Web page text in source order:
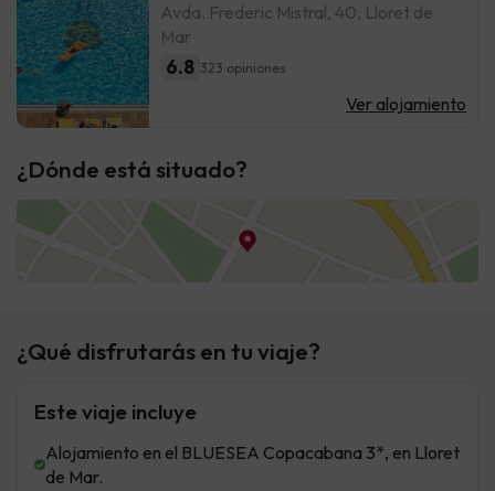
Avda. Frederic Mistral, 40, Lloret de
Mar
6.8 323 opiniones
Ver alojamiento
¿Dónde está situado?
¿Qué disfrutarás en tu viaje?
Este viaje incluye
Alojamiento en el BLUESEA Copacabana 3*, en Lloret
de Mar.